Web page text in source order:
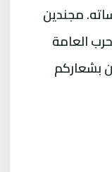
مجندين
العامة
بشعاركم